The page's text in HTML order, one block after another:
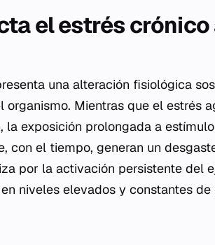
el estrés
una alteración fisiológica
Mientras que el estrés
la exposición prolongada a
con el tiempo, generan un
por la activación persistente del
niveles elevados y constantes